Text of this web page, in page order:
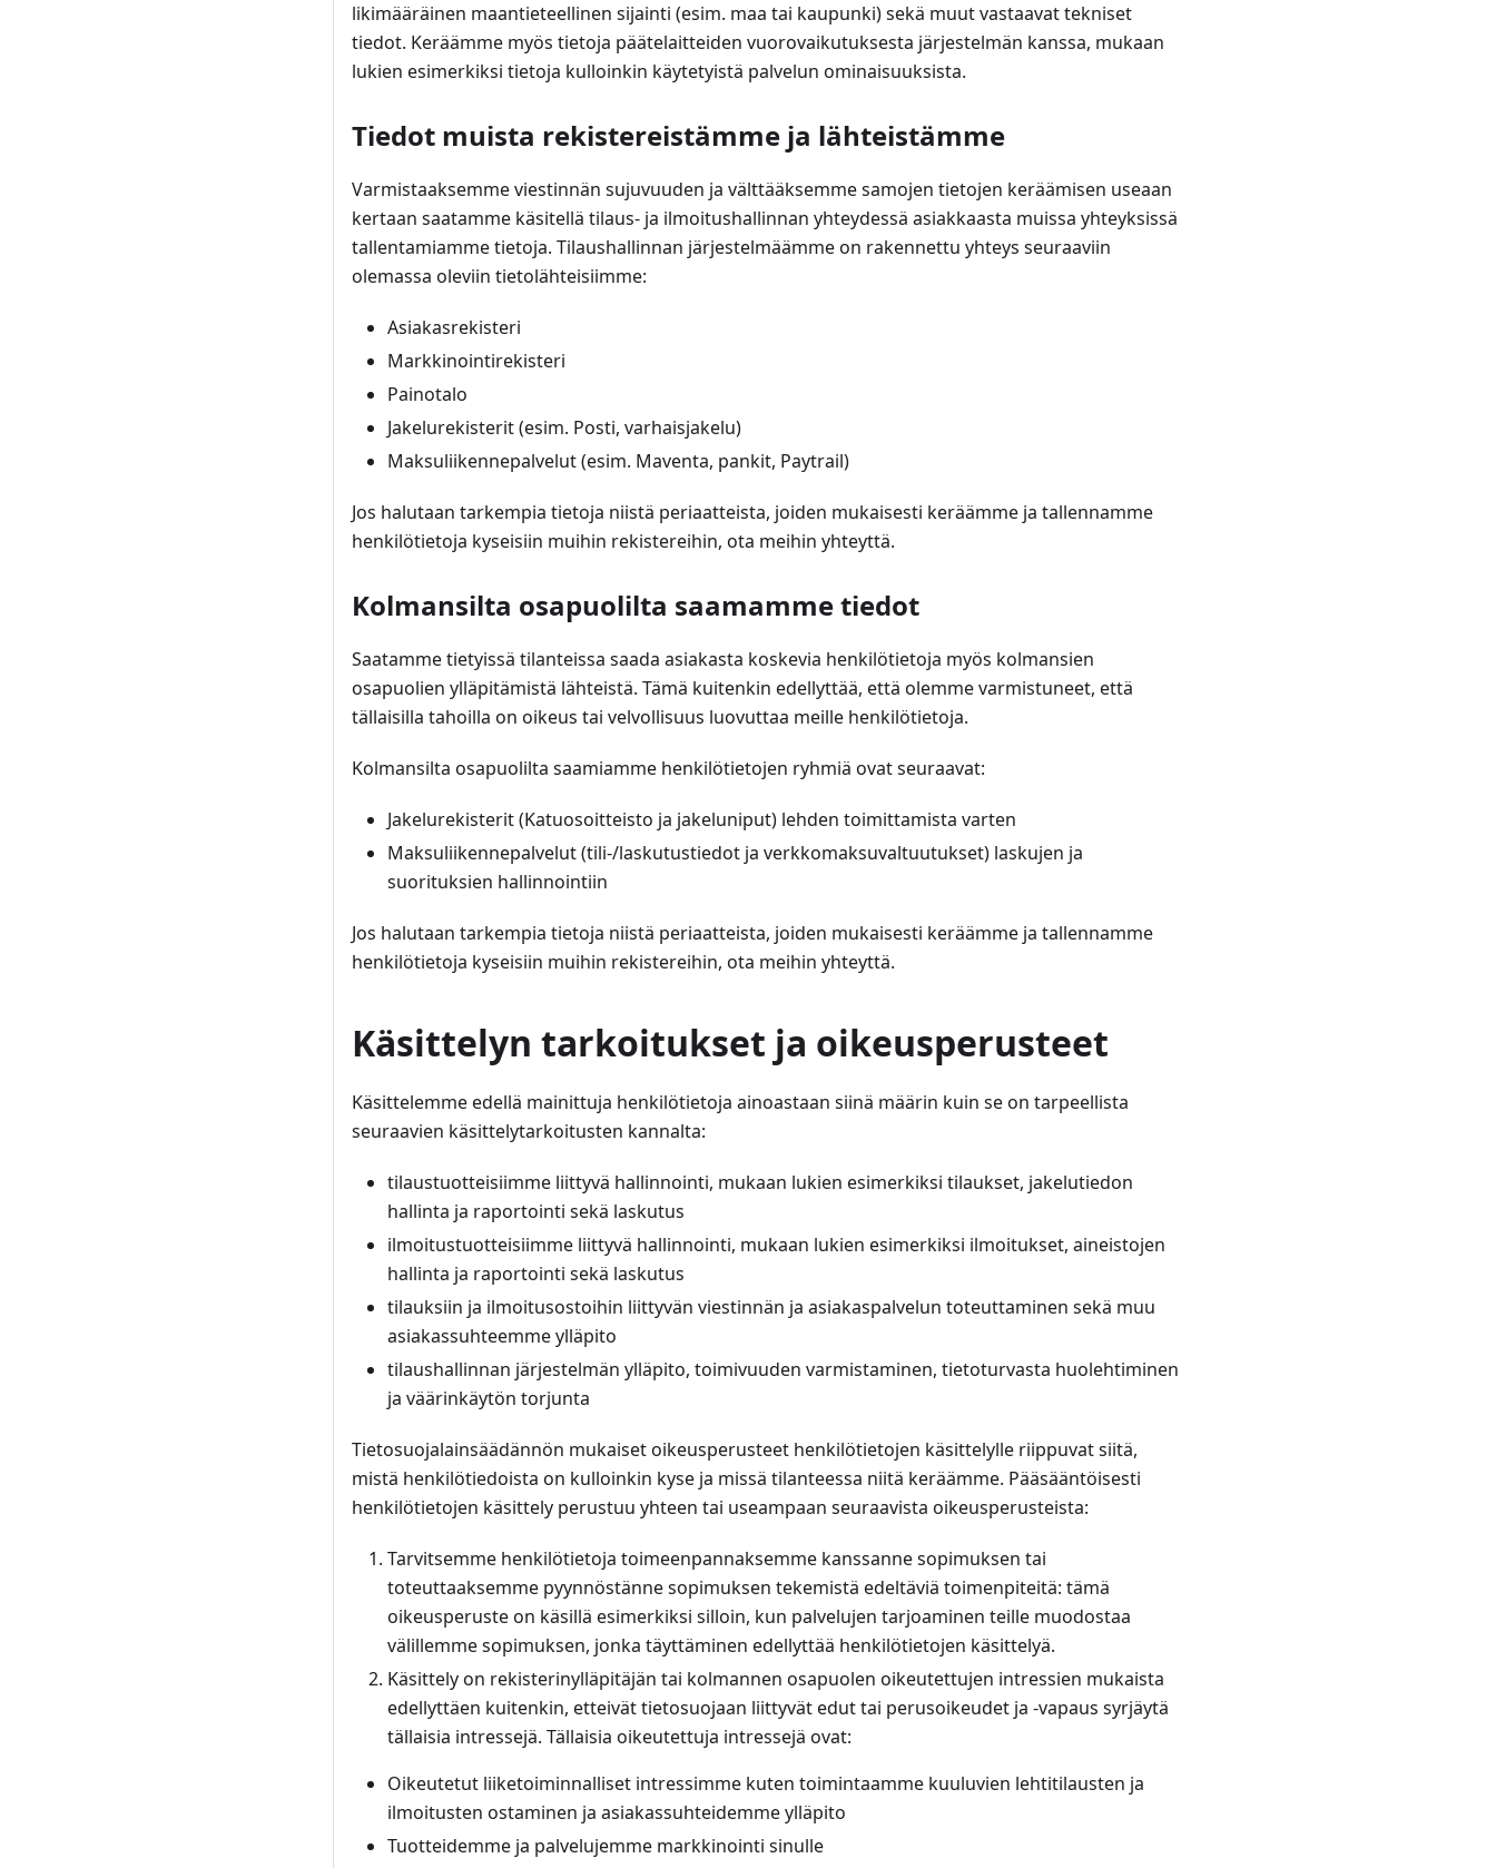
likimääräinen maantieteellinen sijainti (esim. maa tai kaupunki) sekä muut vastaavat tekniset
tiedot. Keräämme myös tietoja päätelaitteiden vuorovaikutuksesta järjestelmän kanssa, mukaan
lukien esimerkiksi tietoja kulloinkin käytetyistä palvelun ominaisuuksista.
Tiedot muista rekistereistämme ja lähteistämme
Varmistaaksemme viestinnän sujuvuuden ja välttääksemme samojen tietojen keräämisen useaan
kertaan saatamme käsitellä tilaus- ja ilmoitushallinnan yhteydessä asiakkaasta muissa yhteyksissä
tallentamiamme tietoja. Tilaushallinnan järjestelmäämme on rakennettu yhteys seuraaviin
olemassa oleviin tietolähteisiimme:
Asiakasrekisteri
Markkinointirekisteri
Painotalo
Jakelurekisterit (esim. Posti, varhaisjakelu)
Maksuliikennepalvelut (esim. Maventa, pankit, Paytrail)
Jos halutaan tarkempia tietoja niistä periaatteista, joiden mukaisesti keräämme ja tallennamme
henkilötietoja kyseisiin muihin rekistereihin, ota meihin yhteyttä.
Kolmansilta osapuolilta saamamme tiedot
Saatamme tietyissä tilanteissa saada asiakasta koskevia henkilötietoja myös kolmansien
osapuolien ylläpitämistä lähteistä. Tämä kuitenkin edellyttää, että olemme varmistuneet, että
tällaisilla tahoilla on oikeus tai velvollisuus luovuttaa meille henkilötietoja.
Kolmansilta osapuolilta saamiamme henkilötietojen ryhmiä ovat seuraavat:
Jakelurekisterit (Katuosoitteisto ja jakeluniput) lehden toimittamista varten
Maksuliikennepalvelut (tili-/laskutustiedot ja verkkomaksuvaltuutukset) laskujen ja
suorituksien hallinnointiin
Jos halutaan tarkempia tietoja niistä periaatteista, joiden mukaisesti keräämme ja tallennamme
henkilötietoja kyseisiin muihin rekistereihin, ota meihin yhteyttä.
Käsittelyn tarkoitukset ja oikeusperusteet
Käsittelemme edellä mainittuja henkilötietoja ainoastaan siinä määrin kuin se on tarpeellista
seuraavien käsittelytarkoitusten kannalta:
tilaustuotteisiimme liittyvä hallinnointi, mukaan lukien esimerkiksi tilaukset, jakelutiedon
hallinta ja raportointi sekä laskutus
ilmoitustuotteisiimme liittyvä hallinnointi, mukaan lukien esimerkiksi ilmoitukset, aineistojen
hallinta ja raportointi sekä laskutus
tilauksiin ja ilmoitusostoihin liittyvän viestinnän ja asiakaspalvelun toteuttaminen sekä muu
asiakassuhteemme ylläpito
tilaushallinnan järjestelmän ylläpito, toimivuuden varmistaminen, tietoturvasta huolehtiminen
ja väärinkäytön torjunta
Tietosuojalainsäädännön mukaiset oikeusperusteet henkilötietojen käsittelylle riippuvat siitä,
mistä henkilötiedoista on kulloinkin kyse ja missä tilanteessa niitä keräämme. Pääsääntöisesti
henkilötietojen käsittely perustuu yhteen tai useampaan seuraavista oikeusperusteista:
Tarvitsemme henkilötietoja toimeenpannaksemme kanssanne sopimuksen tai
toteuttaaksemme pyynnöstänne sopimuksen tekemistä edeltäviä toimenpiteitä: tämä
oikeusperuste on käsillä esimerkiksi silloin, kun palvelujen tarjoaminen teille muodostaa
välillemme sopimuksen, jonka täyttäminen edellyttää henkilötietojen käsittelyä.
Käsittely on rekisterinylläpitäjän tai kolmannen osapuolen oikeutettujen intressien mukaista
edellyttäen kuitenkin, etteivät tietosuojaan liittyvät edut tai perusoikeudet ja -vapaus syrjäytä
tällaisia intressejä. Tällaisia oikeutettuja intressejä ovat:
Oikeutetut liiketoiminnalliset intressimme kuten toimintaamme kuuluvien lehtitilausten ja
ilmoitusten ostaminen ja asiakassuhteidemme ylläpito
Tuotteidemme ja palvelujemme markkinointi sinulle